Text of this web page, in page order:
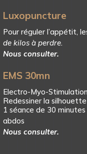
Luxopuncture
Pour réguler l’appétit,
de kilos à perdre.
Nous consulter.
EMS 30mn
Electro-Myo-Stimulation
Redessiner la
1 séance de 30
abdos
Nous consulter.